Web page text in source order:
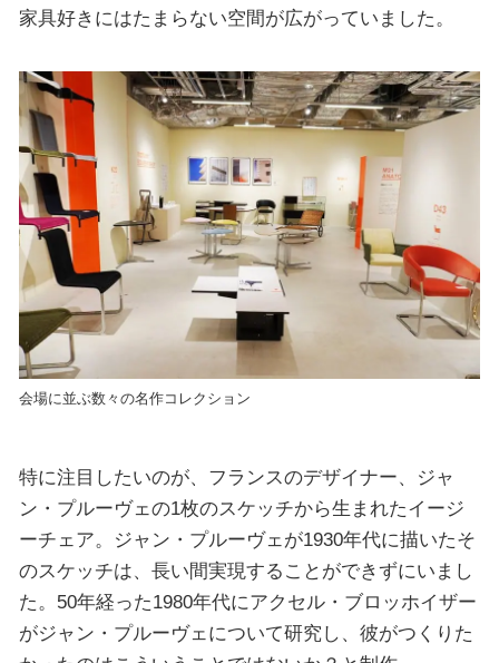
家具好きにはたまらない空間が広がっていました。
会場に並ぶ数々の名作コレクション
特に注目したいのが、フランスのデザイナー、ジャ
ン・プルーヴェの1枚のスケッチから生まれたイージ
ーチェア。ジャン・プルーヴェが1930年代に描いたそ
のスケッチは、長い間実現することができずにいまし
た。50年経った1980年代にアクセル・ブロッホイザー
がジャン・プルーヴェについて研究し、彼がつくりた